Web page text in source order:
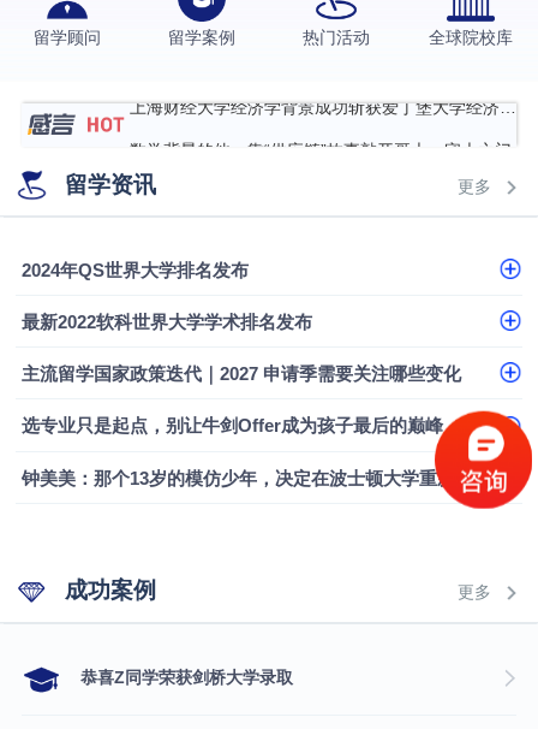
留学顾问 留学案例 热门活动 全球院校库
伯明翰大学数字媒体与创意产业硕士录取案例
Offer
上海财经大学经济学背景成功斩获爱丁堡大学经济学
硕士录取
数学背景的他，靠“供应链”故事敲开哥大、宾大之门
专科逆袭伦敦大学学院UCL录取案例解析
从上海财大2+2到谢菲尔德：低均分逆袭QS百强金
融会计硕士实录
​恭喜Z同学荣获剑桥大学录取
留学资讯 更多
2024年QS世界大学排名发布
最新2022软科世界大学学术排名发布
主流留学国家政策迭代｜2027 申请季需要关注哪些变化
选专业只是起点，别让牛剑Offer成为孩子最后的巅峰
钟美美：那个13岁的模仿少年，决定在波士顿大学重新定义自己
成功案例 更多
​恭喜Z同学荣获剑桥大学录取